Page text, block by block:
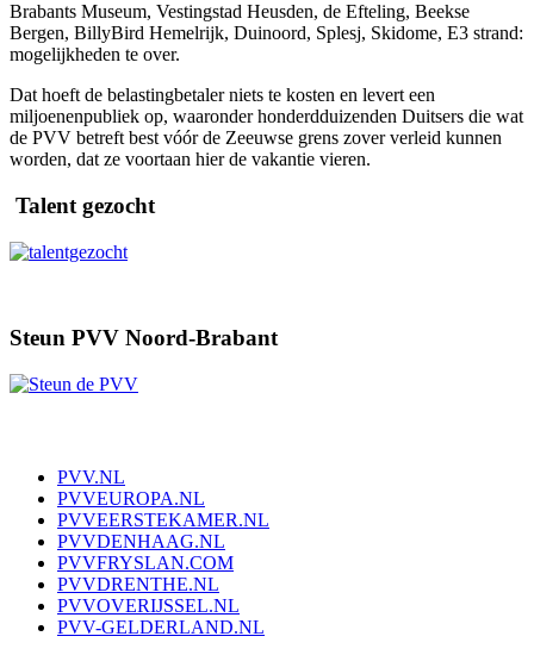
Brabants Museum, Vestingstad Heusden, de Efteling, Beekse
Bergen, BillyBird Hemelrijk, Duinoord, Splesj, Skidome, E3 strand:
mogelijkheden te over.
Dat hoeft de belastingbetaler niets te kosten en levert een
miljoenenpubliek op, waaronder honderdduizenden Duitsers die wat
de PVV betreft best vóór de Zeeuwse grens zover verleid kunnen
worden, dat ze voortaan hier de vakantie vieren.
Talent gezocht
Steun PVV Noord-Brabant
PVV.NL
PVVEUROPA.NL
PVVEERSTEKAMER.NL
PVVDENHAAG.NL
PVVFRYSLAN.COM
PVVDRENTHE.NL
PVVOVERIJSSEL.NL
PVV-GELDERLAND.NL